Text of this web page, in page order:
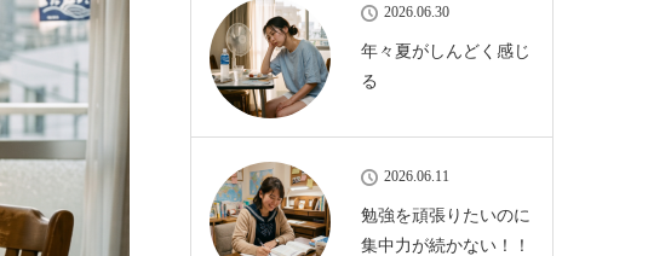
2026.06.30
年々夏がしんどく感じ
る
2026.06.11
勉強を頑張りたいのに
集中力が続かない！！